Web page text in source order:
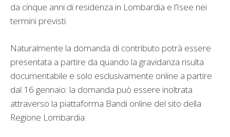
da cinque anni di residenza in Lombardia e l’Isee nei
termini previsti.
Naturalmente la domanda di contributo potrà essere
presentata a partire da quando la gravidanza risulta
documentabile e solo esclusivamente online a partire
dal 16 gennaio: la domanda può essere inoltrata
attraverso la piattaforma Bandi online del sito della
Regione Lombardia.